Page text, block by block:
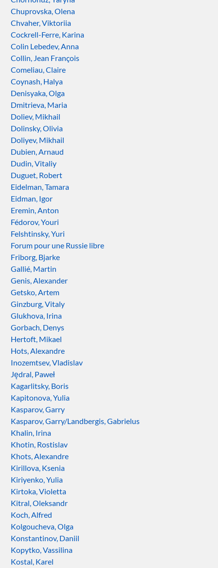
Chuprovska, Olena
Chvaher, Viktoriia
Cockrell-Ferre, Karina
Colin Lebedev, Anna
Collin, Jean François
Comeliau, Claire
Coynash, Halya
Denisyaka, Olga
Dmitrieva, Maria
Doliev, Mikhail
Dolinsky, Olivia
Doliyev, Mikhail
Dubien, Arnaud
Dudin, Vitaliy
Duguet, Robert
Eidelman, Tamara
Eidman, Igor
Eremin, Anton
Fédorov, Youri
Felshtinsky, Yuri
Forum pour une Russie libre
Friborg, Bjarke
Gallié, Martin
Genis, Alexander
Getsko, Artem
Ginzburg, Vitaly
Glukhova, Irina
Gorbach, Denys
Hertoft, Mikael
Hots, Alexandre
Inozemtsev, Vladislav
Jędral, Paweł
Kagarlitsky, Boris
Kapitonova, Yulia
Kasparov, Garry
Kasparov, Garry/Landbergis, Gabrielus
Khalin, Irina
Khotin, Rostislav
Khots, Alexandre
Kirillova, Ksenia
Kiriyenko, Yulia
Kirtoka, Violetta
Kitral, Oleksandr
Koch, Alfred
Kolgoucheva, Olga
Konstantinov, Daniil
Kopytko, Vassilina
Kostal, Karel